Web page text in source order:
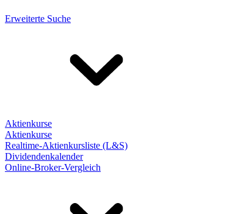
Erweiterte Suche
Aktienkurse
Aktienkurse
Realtime-Aktienkursliste (L&S)
Dividendenkalender
Online-Broker-Vergleich